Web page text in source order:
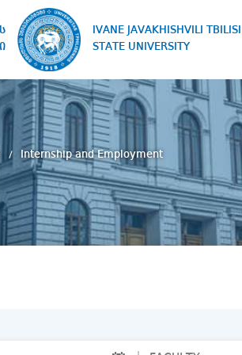
IVANE JAVAKHISHVILI TBILISI
STATE UNIVERSITY
Internship and Employment